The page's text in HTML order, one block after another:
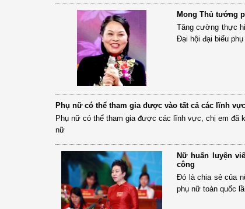
Mong Thủ tướng
Tăng cường thực
Đại hội đại biểu
Phụ nữ có thể tham gia được vào tất cả các lĩnh
Phụ nữ có thể tham gia được các lĩnh vực, chị em đã
nữ
Nữ huấn luyện
công
Đó là chia sẻ của
phụ nữ toàn quốc